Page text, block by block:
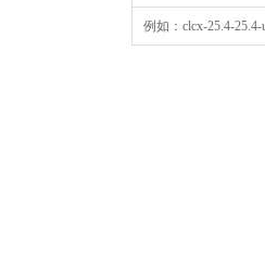
例如：clcx-25.4-